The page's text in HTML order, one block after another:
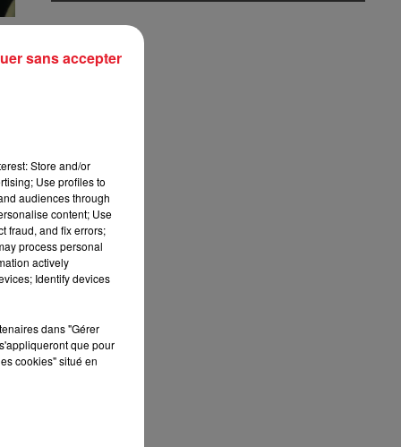
Store and/or
Use profiles to
audiences through
content; Use
fraud, and fix errors;
process personal
actively
Identify devices
dans "Gérer
que pour
cookies" situé en
sans accepter